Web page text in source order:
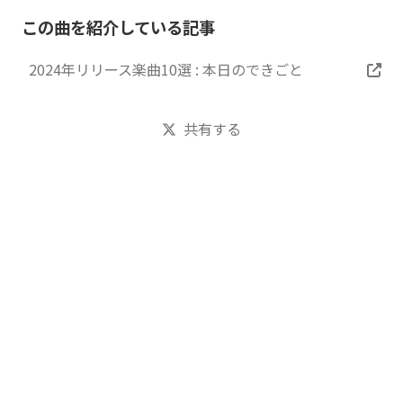
この曲を紹介している記事
2024年リリース楽曲10選 : 本日のできごと
共有する